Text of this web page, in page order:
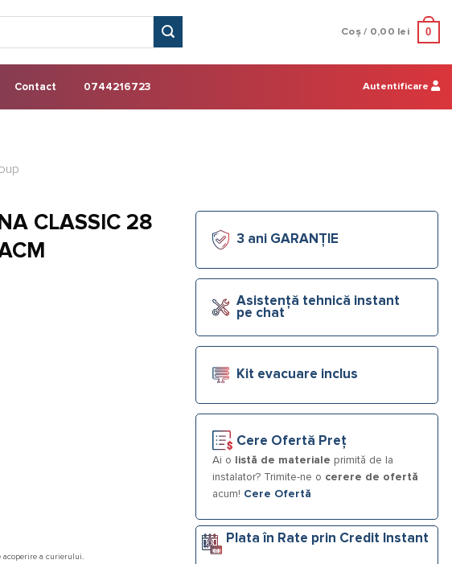
Coș / 0,00 lei 0
Contact 0744216723 Autentificare
CLASSIC 28
28 INT-B - 28 kW încălzire + ACM
acoperire a curierului.
3 ani GARANȚIE
Asistență tehnică instant
pe chat
Kit evacuare inclus
Cere Ofertă Preț
Ai o listă de materiale primită de la
instalator? Trimite-ne o cerere de ofertă
acum! Cere Ofertă
Plata în Rate prin Credit Instant